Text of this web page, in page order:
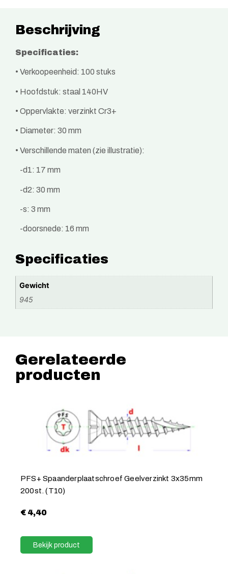
Beschrijving
Specificaties:
• Verkoopeenheid: 100 stuks
• Hoofdstuk: staal 140HV
• Oppervlakte: verzinkt Cr3+
• Diameter: 30 mm
• Verschillende maten (zie illustratie):
-d1: 17 mm
-d2: 30 mm
-s: 3 mm
-doorsnede: 16 mm
Specificaties
Gewicht
945
Gerelateerde
producten
PFS+ Spaanderplaatschroef Geelverzinkt 3x35mm
200st. (T10)
€4,40
Bekijk product